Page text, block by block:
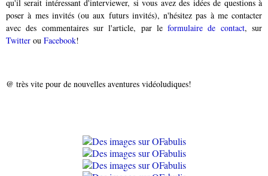
qu'il serait intéressant d'interviewer, si vous avez des idées de questions à
poser à mes invités (ou aux futurs invités), n'hésitez pas à me contacter
avec des commentaires sur l'article, par le formulaire de contact, sur
Twitter ou Facebook!
@ très vite pour de nouvelles aventures vidéoludiques!